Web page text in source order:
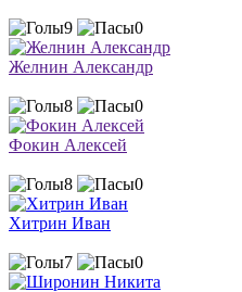
9 0
Желнин Александр
8 0
Фокин Алексей
8 0
Хитрин Иван
7 0